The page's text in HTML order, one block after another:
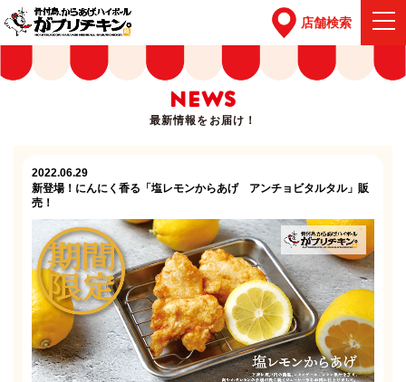
店舗検索
NEWS
最新情報をお届け！
2022.06.29
新登場！にんにく香る「塩レモンからあげ アンチョビタルタル」販
売！